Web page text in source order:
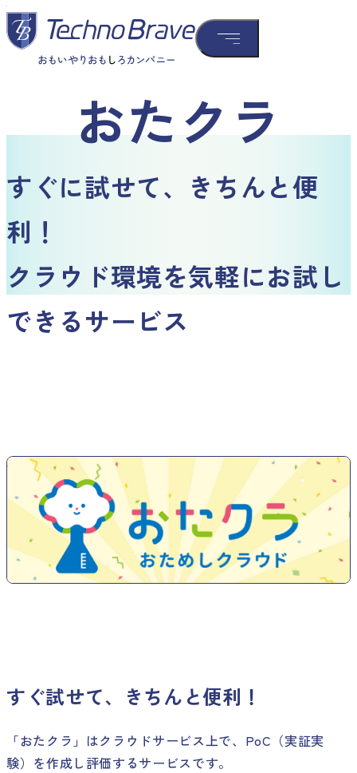
おたクラ
すぐに試せて、きちんと便
利！
クラウド環境を気軽にお試し
できるサービス
すぐ試せて、きちんと便利！
「おたクラ」はクラウドサービス上で、PoC（実証実
験）を作成し評価するサービスです。